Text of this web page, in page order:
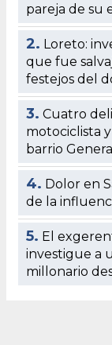
pareja de su
2. Loreto:
que fue
festejos del
3. Cuatro
motociclista
barrio
4. Dolor en
de la
5. El
investigue a
millonario